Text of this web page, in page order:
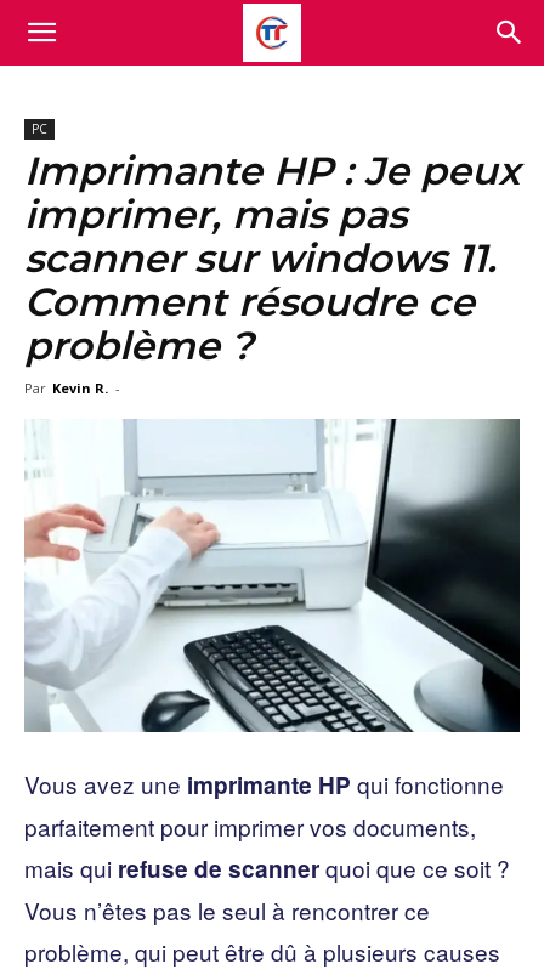
PC
Imprimante HP : Je peux
imprimer, mais pas
scanner sur windows 11.
Comment résoudre ce
problème ?
Par Kevin R. -
Vous avez une imprimante HP qui fonctionne
parfaitement pour imprimer vos documents,
mais qui refuse de scannerquoi que ce soit ?
Vous n’êtes pas le seul à rencontrer ce
problème, qui peut être dû à plusieurs causes